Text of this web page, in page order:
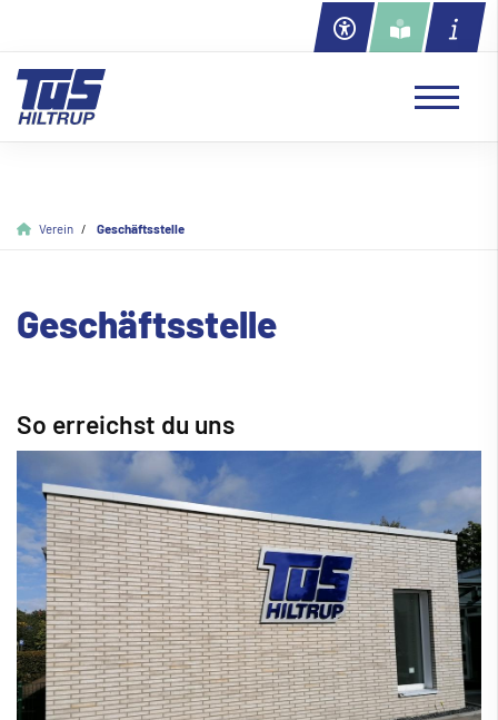
Verein Geschäftsstelle
Geschäftsstelle
So erreichst du uns